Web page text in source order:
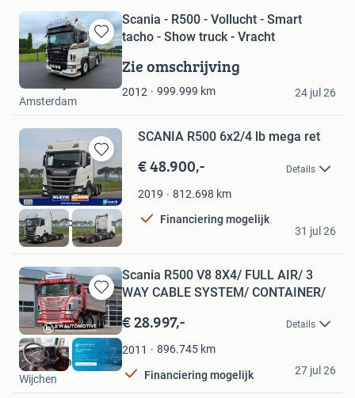
Bewaren
in
Mijn
Favorieten
Scania - R500 - Vollucht - Smart
tacho - Show truck - Vracht
Zie omschrijving
2012 999.999 km
Troostwijk Auctions
Amsterdam
24 jul 26
Bewaren
in
Mijn
Favorieten
SCANIA R500 6x2/4 lb mega ret
€ 48.900,- Details
2019 812.698 km
Financiering mogelijk
Kleyn Trucks BV
Vuren
31 jul 26
Bewaren
in
Mijn
Favorieten
Scania R500 V8 8X4/ FULL AIR/ 3
WAY CABLE SYSTEM/ CONTAINER/
€ 28.997,- Details
2011 896.745 km
Financiering mogelijk
KW Automotive
Wijchen
27 jul 26